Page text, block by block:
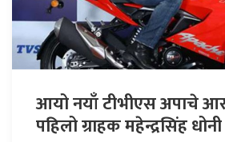
आयो नयाँ टीभीएस अपाचे
पहिलो ग्राहक महेन्द्रसिंह धोनी